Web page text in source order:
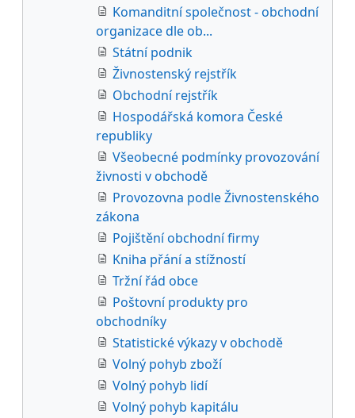
Komanditní společnost - obchodní
organizace dle ob...
Státní podnik
Živnostenský rejstřík
Obchodní rejstřík
Hospodářská komora České
republiky
Všeobecné podmínky provozování
živnosti v obchodě
Provozovna podle Živnostenského
zákona
Pojištění obchodní firmy
Kniha přání a stížností
Tržní řád obce
Poštovní produkty pro
obchodníky
Statistické výkazy v obchodě
Volný pohyb zboží
Volný pohyb lidí
Volný pohyb kapitálu